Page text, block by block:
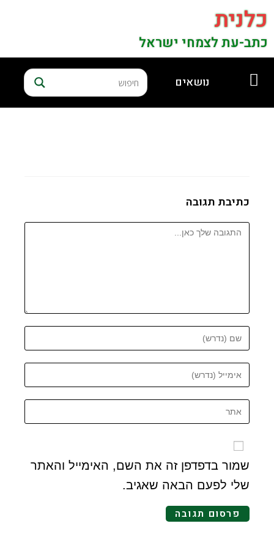
כלנית
כתב-עת לצמחי ישראל
נושאים
כתיבת תגובה
שמור בדפדפן זה את השם, האימייל והאתר
שלי לפעם הבאה שאגיב.